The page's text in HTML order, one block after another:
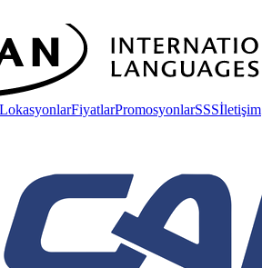
LokasyonlarFiyatlarPromosyonlarSSSİletişim